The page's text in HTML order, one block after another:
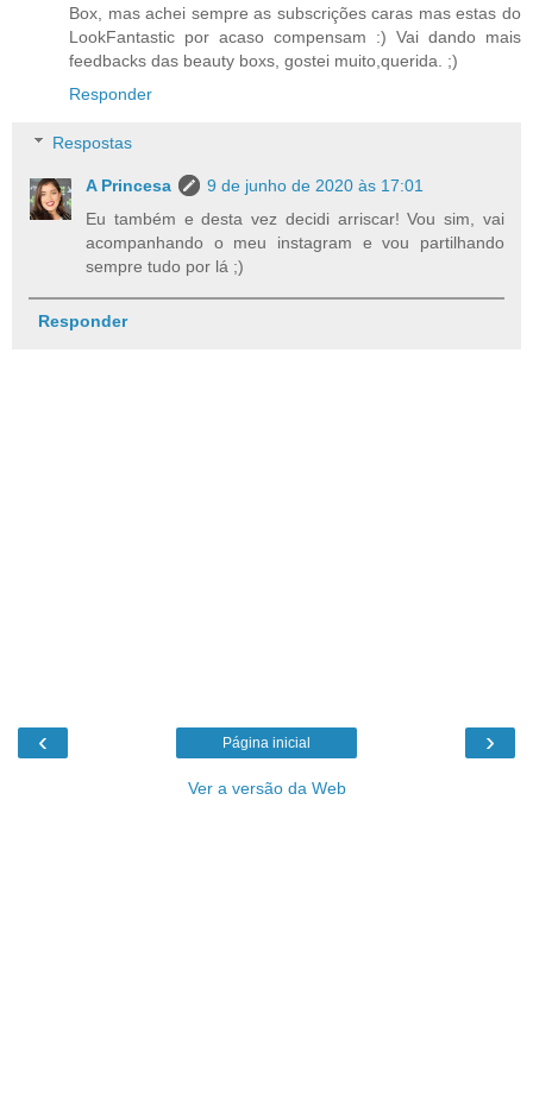
Box, mas achei sempre as subscrições caras mas estas do
LookFantastic por acaso compensam :) Vai dando mais
feedbacks das beauty boxs, gostei muito,querida. ;)
Responder
Respostas
A Princesa
9 de junho de 2020 às 17:01
Eu também e desta vez decidi arriscar! Vou sim, vai
acompanhando o meu instagram e vou partilhando
sempre tudo por lá ;)
Responder
‹ ›
Página inicial
Ver a versão da Web